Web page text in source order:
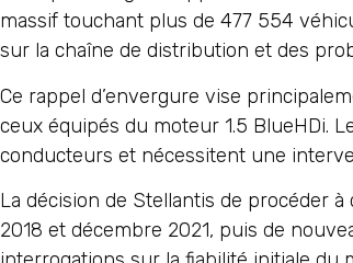
massif touchant plus de 477 554
sur la chaîne de distribution et des
Ce rappel d’envergure vise
ceux équipés du moteur 1.5 BlueHDi.
conducteurs et nécessitent une
La décision de Stellantis de procéder
2018 et décembre 2021, puis de